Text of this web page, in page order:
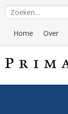
Home Over